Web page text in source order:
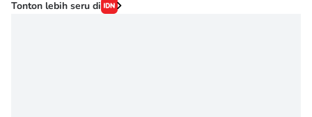
Tonton lebih seru di